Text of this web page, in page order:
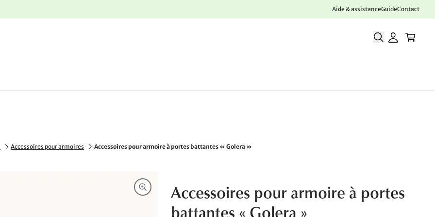
Aide & assistanceGuideContact
Accessoires pour armoires Accessoires pour armoire à portes battantes « Golera »
Accessoires pour armoire à portes